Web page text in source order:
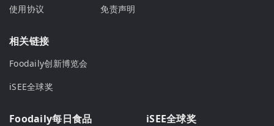
使用协议
免责声明
相关链接
Foodaily创新博览会
iSEE全球奖
Foodaily每日食品 iSEE全球奖